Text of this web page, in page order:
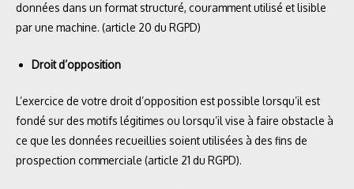
données dans un format structuré, couramment utilisé et lisible
par une machine. (article 20 du RGPD)
Droit d’opposition
L’exercice de votre droit d’opposition est possible lorsqu’il est
fondé sur des motifs légitimes ou lorsqu’il vise à faire obstacle à
ce que les données recueillies soient utilisées à des fins de
prospection commerciale (article 21 du RGPD).